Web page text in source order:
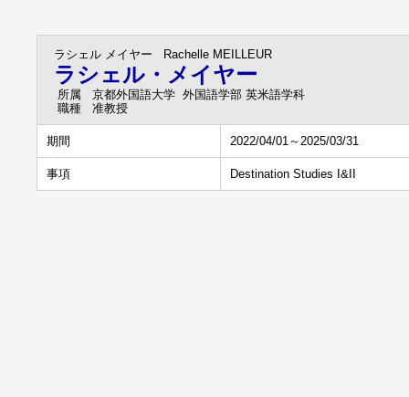
ラシェル メイヤー Rachelle MEILLEUR
ラシェル・メイヤー
所属
京都外国語大学 外国語学部 英米語学科
職種
准教授
期間 2022/04/01～2025/03/31
事項 Destination Studies I&II